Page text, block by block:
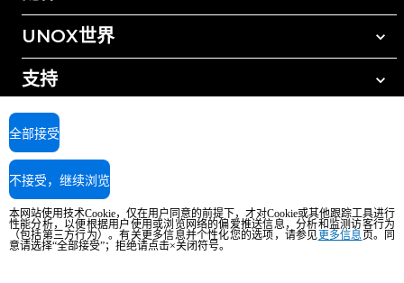
所有配件
自动清洗清洁剂
手动清洗清洁剂
树脂过滤水处理
反渗透水处理
UNOX世界
我们在全球的办事处
支持
UNOX质保
查找经销商
查找服务中心
版权所有2026 UNOX SpA保留所有权利。Reg.Imp.Padova n°04230750285 -
REA Padova 372835 - Cap.Soc.5.000.000€iv - 增值税/税号04230750285 - IT
WEEE Reg. No. IT08020000000377
AI Content Disclaimer
本网站使用技术Cookie，仅在用户同意的前提下，才对Cookie或其他跟踪工具进行
性能分析，以便根据用户使用或浏览网络的偏爱推送信息，分析和监测访客行为
（包括第三方行为）。有关更多信息并个性化您的选项，请参见更多信息 页。同
意请选择“全部接受”；拒绝请点击×关闭符号。
全部接受
不接受，继续浏览